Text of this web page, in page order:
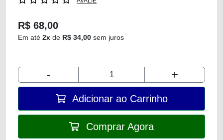
R$ 68,00
Em até 2x de R$ 34,00 sem juros
- +
Adicionar ao Carrinho
Comprar Agora